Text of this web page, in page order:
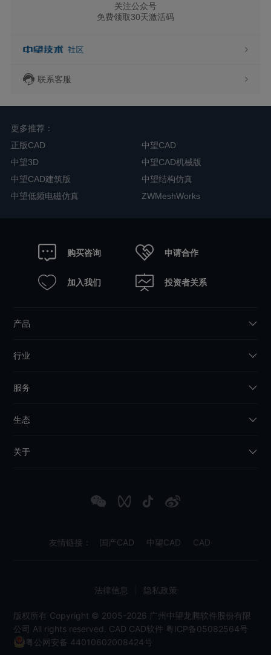
关注公众号
免费领取30天激活码
联系客服
更多推荐：
正版CAD
中望CAD
中望3D
中望CAD机械版
中望CAD建筑版
中望结构仿真
中望低频电磁仿真
ZWMeshWorks
购买咨询 申请合作
加入我们 投资者关系
产品
行业
服务
生态
关于
友情链接： 国产CAD 中望CAD CAD
版权所有 Copyright © 2005-2026 广州中望龙腾软件股份有限
公司 All rights reserved.
CAD CAD软件 粤ICP备05082564号
粤公网安备 44010602008424号
法律信息 隐私政策